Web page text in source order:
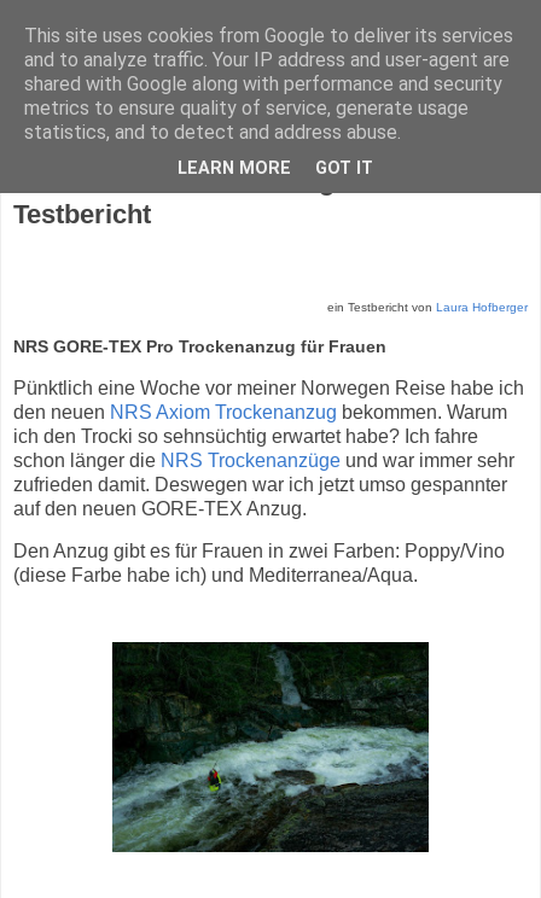
Montag, 23. Mai 2022
GORE-TEX Trockenanzug von NRS - ein
Testbericht
ein Testbericht von Laura Hofberger
NRS GORE-TEX Pro Trockenanzug für Frauen
Pünktlich eine Woche vor meiner Norwegen Reise habe ich
den neuen NRS Axiom Trockenanzug bekommen. Warum
ich den Trocki so sehnsüchtig erwartet habe? Ich fahre
schon länger die NRS Trockenanzüge und war immer sehr
zufrieden damit. Deswegen war ich jetzt umso gespannter
auf den neuen GORE-TEX Anzug.
Den Anzug gibt es für Frauen in zwei Farben: Poppy/Vino
(diese Farbe habe ich) und Mediterranea/Aqua.
This site uses cookies from Google to deliver its services
and to analyze traffic. Your IP address and user-agent are
shared with Google along with performance and security
metrics to ensure quality of service, generate usage
statistics, and to detect and address abuse.
LEARN MORE GOT IT